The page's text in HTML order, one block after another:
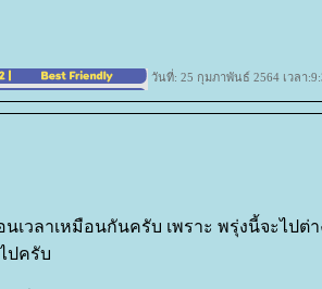
วันที่: 25 กุมภาพันธ์ 2564 เวลา
นเวลาเหมือนกันครับ เพราะ พรุ่งนี้จะไปต่
ปครับ